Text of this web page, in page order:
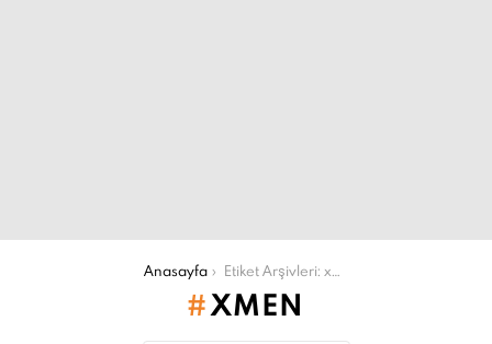
Anasayfa Etiket Arşivleri: xmen
XMEN